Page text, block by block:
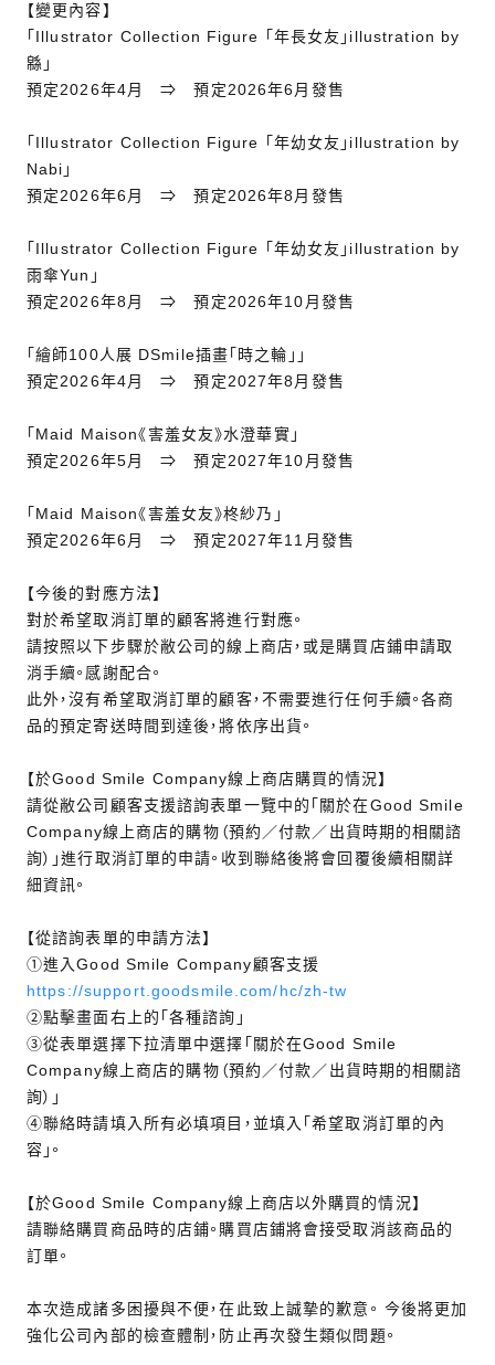
【變更內容】
「Illustrator Collection Figure 「年長女友」illustration by
緜」
預定2026年4月 ⇒ 預定2026年6月發售
「Illustrator Collection Figure 「年幼女友」illustration by
Nabi」
預定2026年6月 ⇒ 預定2026年8月發售
「Illustrator Collection Figure 「年幼女友」illustration by
雨傘Yun」
預定2026年8月 ⇒ 預定2026年10月發售
「繪師100人展 DSmile插畫「時之輪」」
預定2026年4月 ⇒ 預定2027年8月發售
「Maid Maison《害羞女友》水澄華實」
預定2026年5月 ⇒ 預定2027年10月發售
「Maid Maison《害羞女友》柊紗乃」
預定2026年6月 ⇒ 預定2027年11月發售
【今後的對應方法】
對於希望取消訂單的顧客將進行對應。
請按照以下步驟於敝公司的線上商店，或是購買店鋪申請取
消手續。感謝配合。
此外，沒有希望取消訂單的顧客，不需要進行任何手續。各商
品的預定寄送時間到達後，將依序出貨。
【於Good Smile Company線上商店購買的情況】
請從敝公司顧客支援諮詢表單一覽中的「關於在Good Smile
Company線上商店的購物（預約／付款／出貨時期的相關諮
詢）」進行取消訂單的申請。收到聯絡後將會回覆後續相關詳
細資訊。
【從諮詢表單的申請方法】
①進入Good Smile Company顧客支援
https://support.goodsmile.com/hc/zh-tw
②點擊畫面右上的「各種諮詢」
③從表單選擇下拉清單中選擇「關於在Good Smile
Company線上商店的購物（預約／付款／出貨時期的相關諮
詢）」
④聯絡時請填入所有必填項目，並填入「希望取消訂單的內
容」。
【於Good Smile Company線上商店以外購買的情況】
請聯絡購買商品時的店鋪。購買店鋪將會接受取消該商品的
訂單。
本次造成諸多困擾與不便，在此致上誠摯的歉意。 今後將更加
強化公司內部的檢查體制，防止再次發生類似問題。